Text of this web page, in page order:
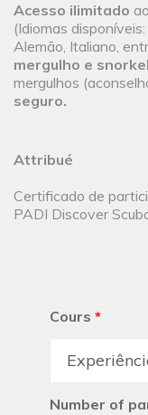
Acesso ilimitado
(Idiomas
Alemão, Italiano,
mergulho e
mergulhos
seguro.
Attribué
Certificado de
PADI Discover
Cours *
Number of